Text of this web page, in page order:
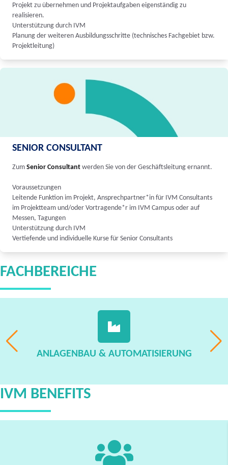
Projekt zu übernehmen und Projektaufgaben eigenständig zu
realisieren.
Unterstützung durch IVM
Planung der weiteren Ausbildungsschritte (technisches Fachgebiet bzw.
Projektleitung)
SENIOR CONSULTANT
Zum Senior Consultant werden Sie von der Geschäftsleitung ernannt.
Voraussetzungen
Leitende Funktion im Projekt, Ansprechpartner*in für IVM Consultants
im Projektteam und/oder Vortragende*r im IVM Campus oder auf
Messen, Tagungen
Unterstützung durch IVM
Vertiefende und individuelle Kurse für Senior Consultants
FACHBEREICHE
ANLAGENBAU & AUTOMATISIERUNG
IVM BENEFITS